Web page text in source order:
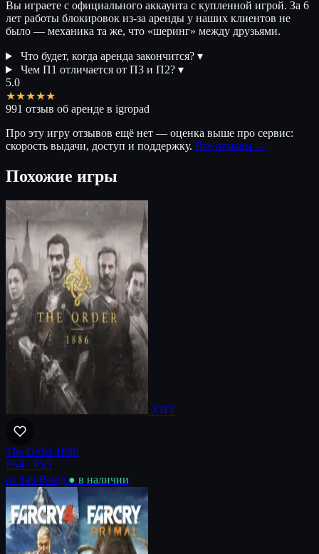
Вы играете с официального аккаунта с купленной игрой. За 6
лет работы блокировок из-за аренды у наших клиентов не
было — механика та же, что «шеринг» между друзьями.
Что будет, когда аренда закончится? ▾
Чем П1 отличается от П3 и П2? ▾
5.0
★★★★★
991 отзыв об аренде в igropad
Про эту игру отзывов ещё нет — оценка выше про сервис:
скорость выдачи, доступ и поддержку. Все отзывы →
Похожие игры
ХИТ
The Order 1886
PS4 · PS5
от 149 ₽/нед ● в наличии